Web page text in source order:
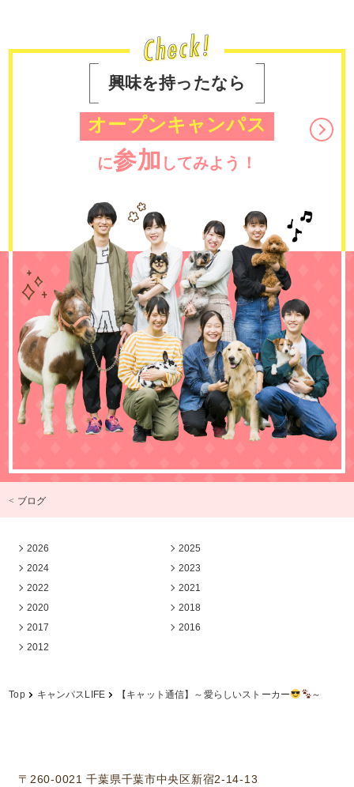
興味を持ったなら
オープンキャンパス
に参加 してみよう！
< ブログ
2026
2025
2024
2023
2022
2021
2020
2018
2017
2016
2012
Top キャンパスLIFE 【キャット通信】～愛らしいストーカー ～
〒260-0021 千葉県千葉市中央区新宿2-14-13